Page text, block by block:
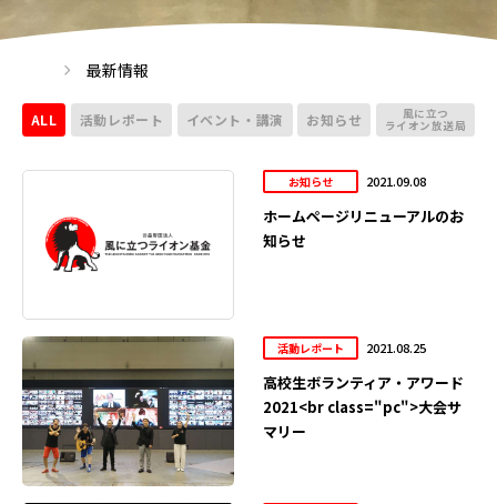
最新情報
ALL 活動レポート イベント・講演 お知らせ 風に立つ
ライオン放送局
お知らせ 2021.09.08
ホームページリニューアルのお
知らせ
活動レポート 2021.08.25
高校生ボランティア・アワード
2021<br class="pc">大会サ
マリー